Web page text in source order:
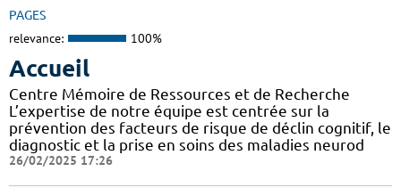
PAGES
relevance: 100%
Accueil
Centre Mémoire de Ressources et de Recherche
L’expertise de notre équipe est centrée sur la
prévention des facteurs de risque de déclin cognitif, le
diagnostic et la prise en soins des maladies neurod
26/02/2025 17:26